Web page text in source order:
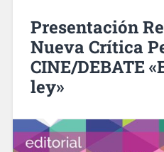
Presentación
Nueva Crítica
CINE/DEBATE
ley»